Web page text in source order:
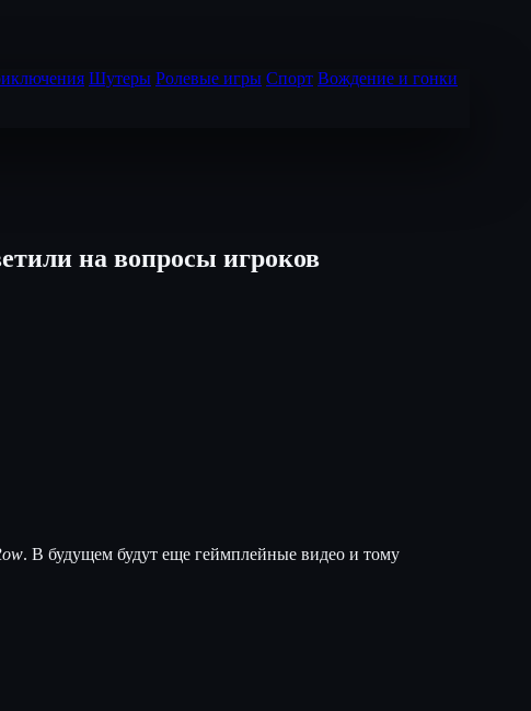
Шутеры Ролевые игры Спорт Вождение и гонки
на вопросы игроков
. В будущем будут еще геймплейные видео и тому